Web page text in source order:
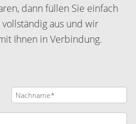
dann füllen Sie einfach
aus und wir
Ihnen in Verbindung.